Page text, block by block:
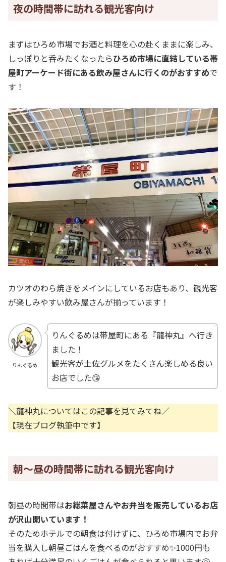
夜の時間帯に訪れる観光客向け
まずはひろめ市場でお酒と料理を心の赴くままに楽しみ、
しっぽりと呑みたくなったらひろめ市場に直結している帯
屋町アーケード街にある飲み屋さんに行くのがおすすめで
す！
カツオのわら焼きをメインにしているお店もあり、観光客
が楽しみやすい飲み屋さんが揃っています！
りんぐるめ
りんぐるめは帯屋町にある『龍神丸』へ行き
ました！
観光客が土佐グルメをたくさん楽しめる良い
お店でした😘
＼龍神丸についてはこの記事を見てみてね／
【現在ブログ執筆中です】
朝～昼の時間帯に訪れる観光客向け
朝昼の時間帯はお総菜屋さんやお弁当を販売しているお店
が沢山開いています！
そのためホテルでの朝食は付けずに、ひろめ市場内でお弁
当を購入し朝昼ごはんを食べるのがおすすめ✨1000円も